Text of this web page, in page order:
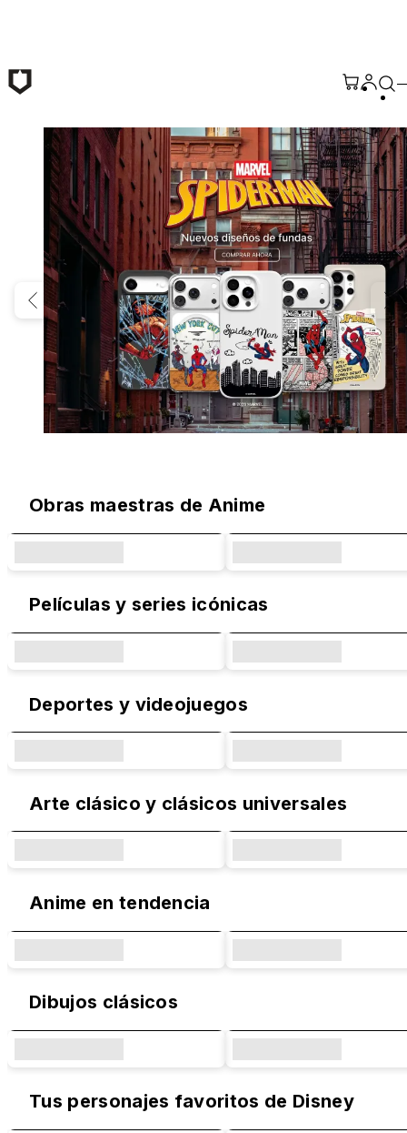
Obras maestras de Anime
Películas y series icónicas
Deportes y videojuegos
Arte clásico y clásicos universales
Anime en tendencia
Dibujos clásicos
Tus personajes favoritos de Disney